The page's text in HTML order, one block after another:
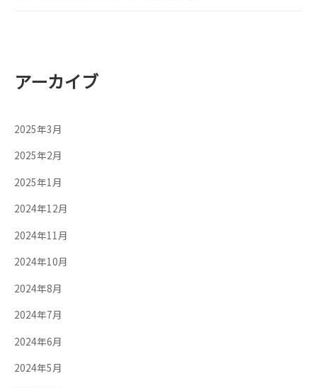
アーカイブ
2025年3月
2025年2月
2025年1月
2024年12月
2024年11月
2024年10月
2024年8月
2024年7月
2024年6月
2024年5月